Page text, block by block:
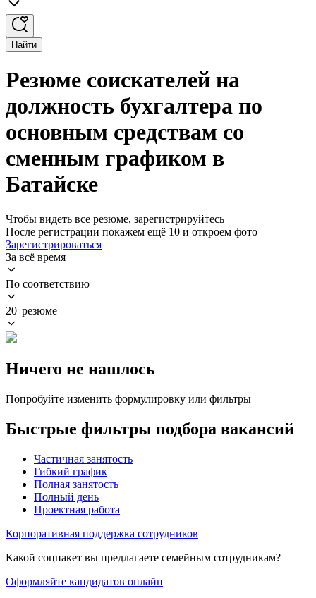
Найти
Резюме соискателей на
должность бухгалтера по
основным средствам со
сменным графиком в
Батайске
Чтобы видеть все резюме, зарегистрируйтесь
После регистрации покажем ещё 10 и откроем фото
Зарегистрироваться
За всё время
По соответствию
20 резюме
Ничего не нашлось
Попробуйте изменить формулировку или фильтры
Быстрые фильтры подбора вакансий
Частичная занятость
Гибкий график
Полная занятость
Полный день
Проектная работа
Корпоративная поддержка сотрудников
Какой соцпакет вы предлагаете семейным сотрудникам?
Оформляйте кандидатов онлайн